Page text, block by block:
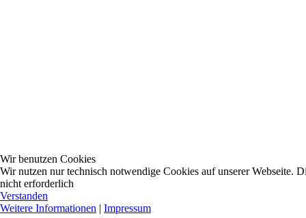
Wir benutzen Cookies
Wir nutzen nur technisch notwendige Cookies auf unserer Webseite.
nicht erforderlich
Verstanden
Weitere Informationen | Impressum